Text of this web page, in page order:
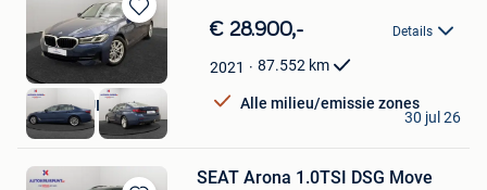
Bewaren
in
Mijn
Favorieten
€ 28.900,- Details
2021 87.552 km
Alle milieu/emissie zones
AUTOKRUISPUNT
Tielt
30 jul 26
SEAT Arona 1.0TSI DSG Move